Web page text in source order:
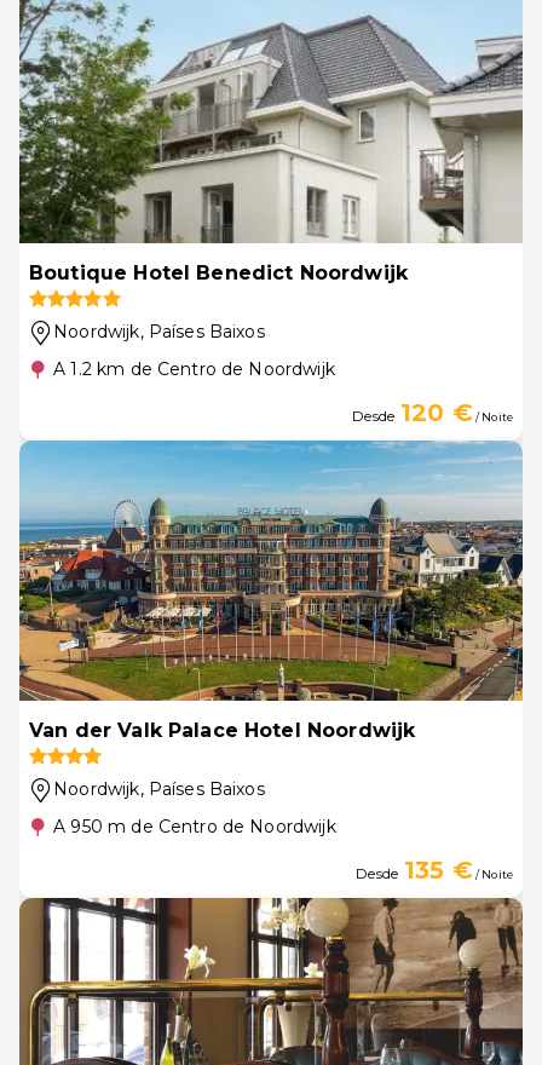
Boutique Hotel Benedict Noordwijk
Noordwijk, Países Baixos
A 1.2 km de Centro de Noordwijk
Desde 120 €/ Noite
Van der Valk Palace Hotel Noordwijk
Noordwijk, Países Baixos
A 950 m de Centro de Noordwijk
Desde 135 €/ Noite